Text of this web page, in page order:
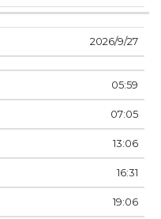
27‏‏/9‏‏/2026
05:59
07:05
13:06
16:31
19:06